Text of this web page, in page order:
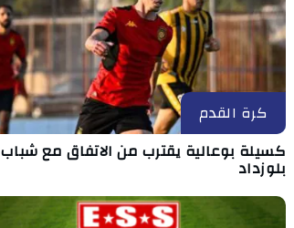
كرة القدم
كسيلة بوعالية يقترب من الاتفاق مع شباب
بلوزداد